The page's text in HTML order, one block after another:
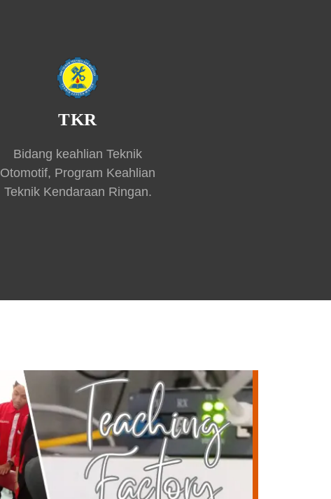
TKR
Bidang keahlian Teknik
Otomotif, Program Keahlian
Teknik Kendaraan Ringan.